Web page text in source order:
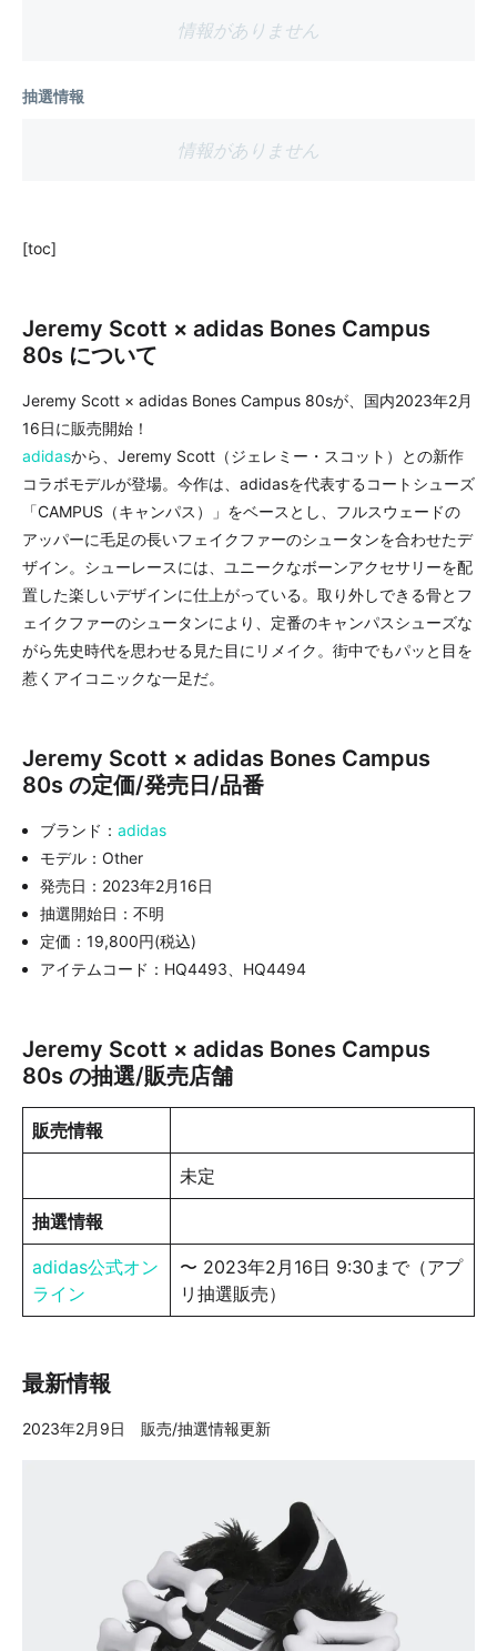
情報がありません
抽選情報
情報がありません
[toc]
Jeremy Scott × adidas Bones Campus
80s について
Jeremy Scott × adidas Bones Campus 80sが、国内2023年2月
16日に販売開始！
adidasから、Jeremy Scott（ジェレミー・スコット）との新作
コラボモデルが登場。今作は、adidasを代表するコートシューズ
「CAMPUS（キャンパス）」をベースとし、フルスウェードの
アッパーに毛足の長いフェイクファーのシュータンを合わせたデ
ザイン。シューレースには、ユニークなボーンアクセサリーを配
置した楽しいデザインに仕上がっている。取り外しできる骨とフ
ェイクファーのシュータンにより、定番のキャンパスシューズな
がら先史時代を思わせる見た目にリメイク。街中でもパッと目を
惹くアイコニックな一足だ。
Jeremy Scott × adidas Bones Campus
80s の定価/発売日/品番
ブランド： adidas
モデル：Other
発売日：2023年2月16日
抽選開始日：不明
定価：19,800円(税込)
アイテムコード：HQ4493、HQ4494
Jeremy Scott × adidas Bones Campus
80s の抽選/販売店舗
販売情報
未定
抽選情報
adidas公式オン
ライン
〜 2023年2月16日 9:30まで（アプ
リ抽選販売）
最新情報
2023年2月9日 販売/抽選情報更新